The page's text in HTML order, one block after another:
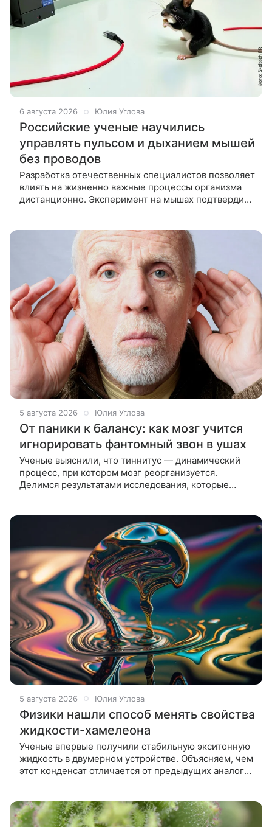
6 августа 2026 Юлия Углова
Российские ученые научились
управлять пульсом и дыханием мышей
без проводов
Разработка отечественных специалистов позволяет
влиять на жизненно важные процессы организма
дистанционно. Эксперимент на мышах подтвердил
5 августа 2026 Юлия Углова
От паники к балансу: как мозг учится
игнорировать фантомный звон в ушах
Ученые выяснили, что тиннитус — динамический
процесс, при котором мозг реорганизуется.
Делимся результатами исследования, которые
5 августа 2026 Юлия Углова
Физики нашли способ менять свойства
жидкости-хамелеона
Ученые впервые получили стабильную экситонную
жидкость в двумерном устройстве. Объясняем, чем
этот конденсат отличается от предыдущих аналогов